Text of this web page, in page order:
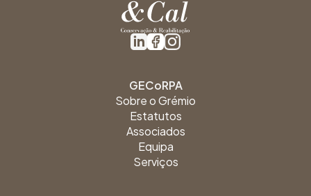
GECoRPA
Sobre o Grémio
Estatutos
Associados
Equipa
Serviços